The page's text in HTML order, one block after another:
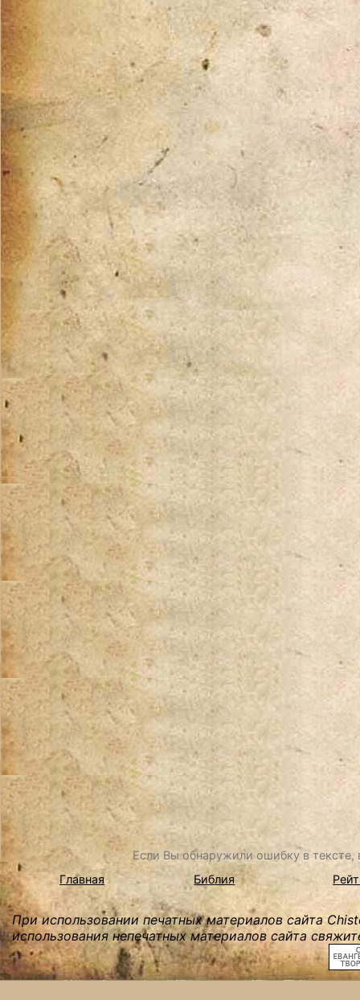
Если Вы обнаружили ошибку в
Главная
Библия
При использовании печатных материалов сайта
использования непечатных материалов сайта